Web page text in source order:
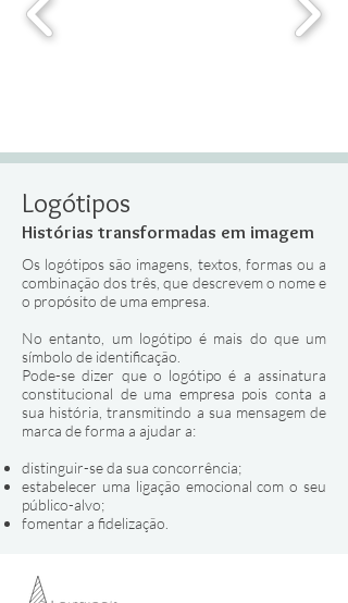
Logótipos
Histórias transformadas em imagem
Os logótipos são imagens, textos, formas ou a
combinação dos três, que descrevem o nome e
o propósito de uma empresa.
No entanto, um logótipo é mais do que um
símbolo de identificação.
Pode-se dizer que o logótipo é a assinatura
constitucional de uma empresa pois conta a
sua história, transmitindo a sua mensagem de
marca de forma a ajudar a:
distinguir-se da sua concorrência;
estabelecer uma ligação emocional com o seu
público-alvo;
fomentar a fidelização.